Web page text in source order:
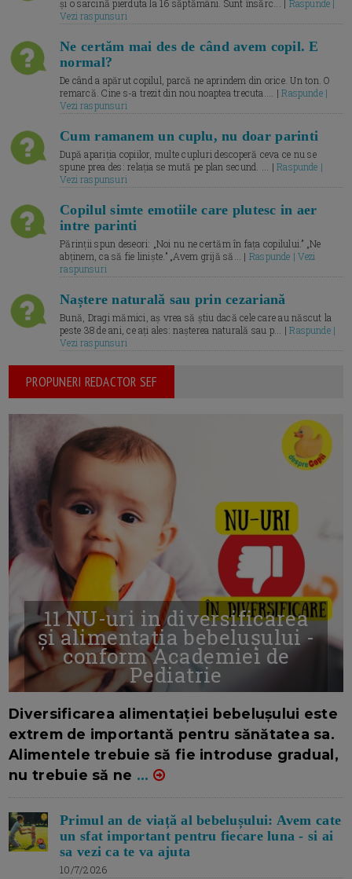
și o sarcină pierduta la 16 săptămâni. Sunt însărc... | Raspunde |
Vezi raspunsuri
Ne certăm mai des de când avem copil. E
normal?
De când a apărut copilul, parcă ne aprindem din orice. Un ton. O
remarcă. Cine s-a trezit din nou noaptea trecuta.... |Raspunde |
Vezi raspunsuri
Cum ramanem un cuplu, nu doar parinti
După apariția copiilor, multe cupluri descoperă ceva ce nu se
spune prea des: relația se mută pe plan secund. ... |Raspunde |
Vezi raspunsuri
Copilul simte emotiile care plutesc in aer
intre parinti
Părinții spun deseori: „Noi nu ne certăm în fața copilului.” „Ne
abținem, ca să fie liniște.” „Avem grijă să... | Raspunde | Vezi
raspunsuri
Naștere naturală sau prin cezariană
Bună, Dragi mămici, aș vrea să știu dacă cele care au născut la
peste 38 de ani, ce ați ales: nașterea naturală sau p... |Raspunde |
Vezi raspunsuri
PROPUNERI REDACTOR SEF
11 NU-uri in diversificarea
și alimentația bebelușului -
conform Academiei de
Pediatrie
Diversificarea alimentației bebelușului este
extrem de importantă pentru sănătatea sa.
Alimentele trebuie să fie introduse gradual,
nu trebuie să ne ...
Primul an de viață al bebelușului: Avem cate
un sfat important pentru fiecare luna - si ai
sa vezi ca te va ajuta
10/7/2026